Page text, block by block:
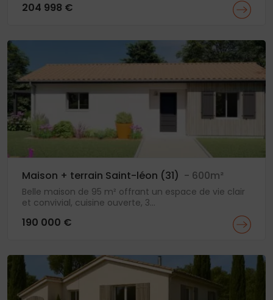
204 998 €
Maison + terrain Saint-léon (31) - 600m²
Belle maison de 95 m² offrant un espace de vie clair
et convivial, cuisine ouverte, 3...
190 000 €